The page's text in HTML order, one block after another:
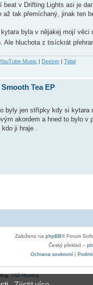
beat v Drifting Lights asi je
tak přemíchaný, jinak ten
byla v nějakej mojí věci
hluchota z tisíckrát
YouTube Music | Deezer | Tidal
Tea EP
byly jen střípky kdy si kytara
akordem a hned to bylo v
ji hraje .
Založeno na phpBB® Forum
Český překlad –
Ochrana soukromí|
Váš Hosting